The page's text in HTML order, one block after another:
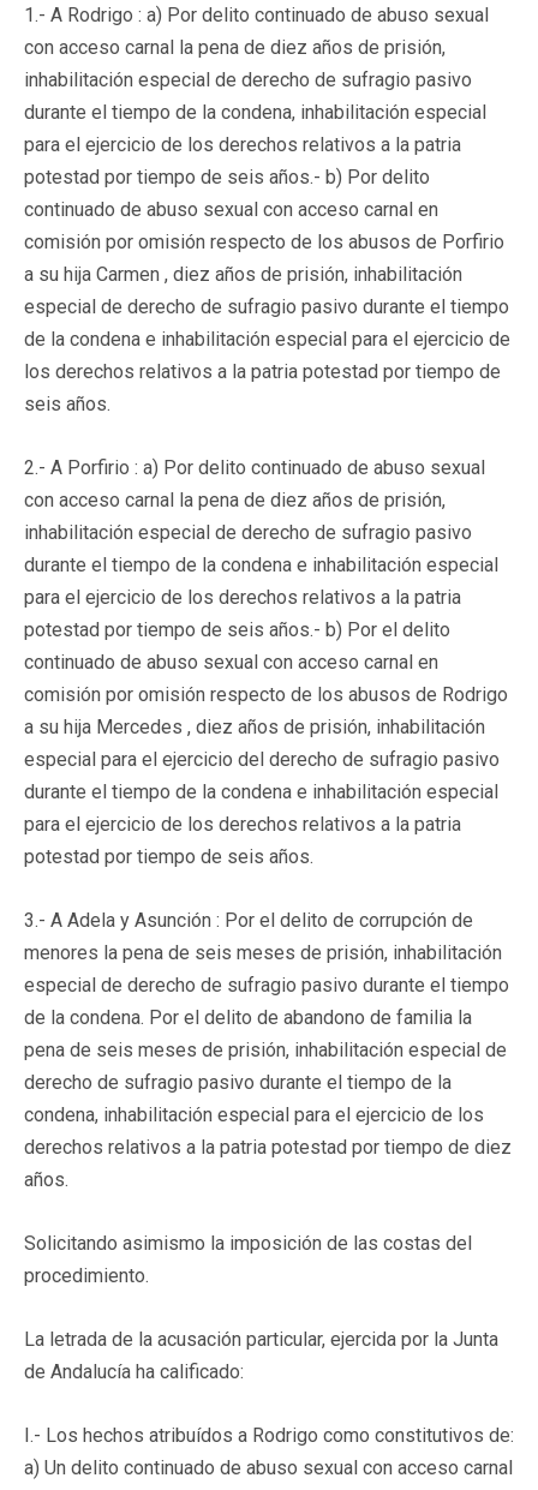
1.- A Rodrigo : a) Por delito continuado de abuso sexual
con acceso carnal la pena de diez años de prisión,
inhabilitación especial de derecho de sufragio pasivo
durante el tiempo de la condena, inhabilitación especial
para el ejercicio de los derechos relativos a la patria
potestad por tiempo de seis años.- b) Por delito
continuado de abuso sexual con acceso carnal en
comisión por omisión respecto de los abusos de Porfirio
a su hija Carmen , diez años de prisión, inhabilitación
especial de derecho de sufragio pasivo durante el tiempo
de la condena e inhabilitación especial para el ejercicio de
los derechos relativos a la patria potestad por tiempo de
seis años.
2.- A Porfirio : a) Por delito continuado de abuso sexual
con acceso carnal la pena de diez años de prisión,
inhabilitación especial de derecho de sufragio pasivo
durante el tiempo de la condena e inhabilitación especial
para el ejercicio de los derechos relativos a la patria
potestad por tiempo de seis años.- b) Por el delito
continuado de abuso sexual con acceso carnal en
comisión por omisión respecto de los abusos de Rodrigo
a su hija Mercedes , diez años de prisión, inhabilitación
especial para el ejercicio del derecho de sufragio pasivo
durante el tiempo de la condena e inhabilitación especial
para el ejercicio de los derechos relativos a la patria
potestad por tiempo de seis años.
3.- A Adela y Asunción : Por el delito de corrupción de
menores la pena de seis meses de prisión, inhabilitación
especial de derecho de sufragio pasivo durante el tiempo
de la condena. Por el delito de abandono de familia la
pena de seis meses de prisión, inhabilitación especial de
derecho de sufragio pasivo durante el tiempo de la
condena, inhabilitación especial para el ejercicio de los
derechos relativos a la patria potestad por tiempo de diez
años.
Solicitando asimismo la imposición de las costas del
procedimiento.
La letrada de la acusación particular, ejercida por la Junta
de Andalucía ha calificado:
I.- Los hechos atribuídos a Rodrigo como constitutivos de:
a) Un delito continuado de abuso sexual con acceso carnal